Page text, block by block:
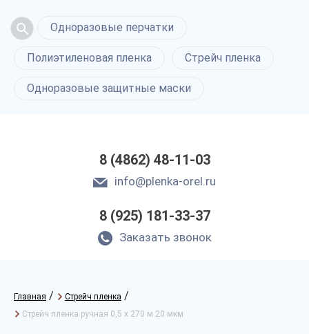
Одноразовые перчатки
Полиэтиленовая пленка Стрейч пленка
Одноразовые защитные маски
8 (4862) 48-11-03
info@plenka-orel.ru
8 (925) 181-33-37
Заказать звонок
Главная / Стрейч пленка /
Стрейч пленка ручная 0,5 х 270 м 20 мкм